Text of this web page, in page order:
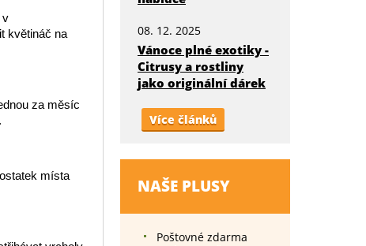
v
květináč na
za měsíc
místa
08. 12. 2025
Vánoce plné exotiky -
Citrusy a rostliny
jako originální dárek
Více článků
NAŠE PLUSY
Poštovné zdarma